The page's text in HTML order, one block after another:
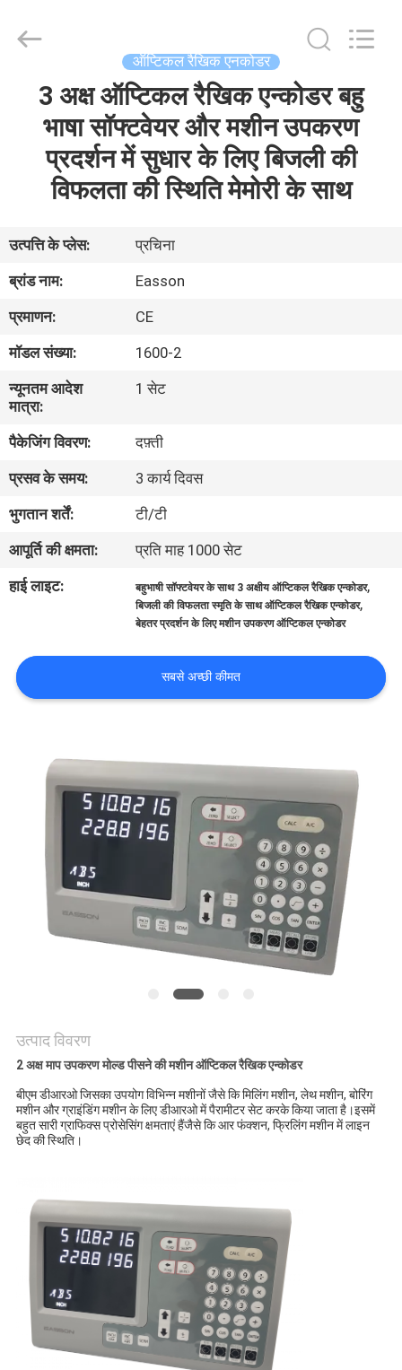
उत्पादों
बारे
में
कारखाना
दौरा
गुणवत्ता
नियंत्रण
हमसे
संपर्क
करें
मामले
PRIVACY
POLICY
Technology
ऑप्टिकल रैखिक एनकोडर
3 अक्ष ऑप्टिकल रैखिक एन्कोडर बहु
भाषा सॉफ्टवेयर और मशीन उपकरण
प्रदर्शन में सुधार के लिए बिजली की
विफलता की स्थिति मेमोरी के साथ
उत्पत्ति के प्लेस:
प्रचिना
ब्रांड नाम:
Easson
प्रमाणन:
CE
मॉडल संख्या:
1600-2
न्यूनतम आदेश
मात्रा:
1 सेट
पैकेजिंग विवरण:
दफ़्ती
प्रसव के समय:
3 कार्य दिवस
भुगतान शर्तें:
टी/टी
आपूर्ति की क्षमता:
प्रति माह 1000 सेट
हाई लाइट:
बहुभाषी सॉफ्टवेयर के साथ 3 अक्षीय ऑप्टिकल रैखिक एन्कोडर,
बिजली की विफलता स्मृति के साथ ऑप्टिकल रैखिक एन्कोडर,
बेहतर प्रदर्शन के लिए मशीन उपकरण ऑप्टिकल एन्कोडर
सबसे अच्छी कीमत
उत्पाद विवरण
2 अक्ष माप उपकरण मोल्ड पीसने की मशीन ऑप्टिकल रैखिक एन्कोडर
बीएम डीआरओ जिसका उपयोग विभिन्न मशीनों जैसे कि मिलिंग मशीन, लेथ मशीन, बोरिंग
मशीन और ग्राइंडिंग मशीन के लिए डीआरओ में पैरामीटर सेट करके किया जाता है।इसमें
बहुत सारी ग्राफिक्स प्रोसेसिंग क्षमताएं हैंजैसे कि आर फंक्शन, फ्रिलिंग मशीन में लाइन
छेद की स्थिति।